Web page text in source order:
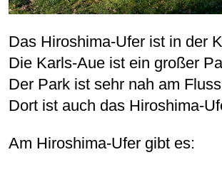
Das Hiroshima-Ufer ist in der
Die Karls-Aue ist ein großer
Der Park ist sehr nah am
Dort ist auch das Hiroshima-
Am Hiroshima-Ufer gibt es: